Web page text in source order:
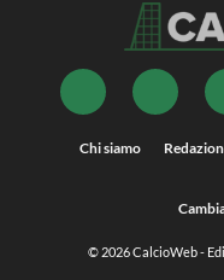
Chi siamo
© 2026CalcioWeb-